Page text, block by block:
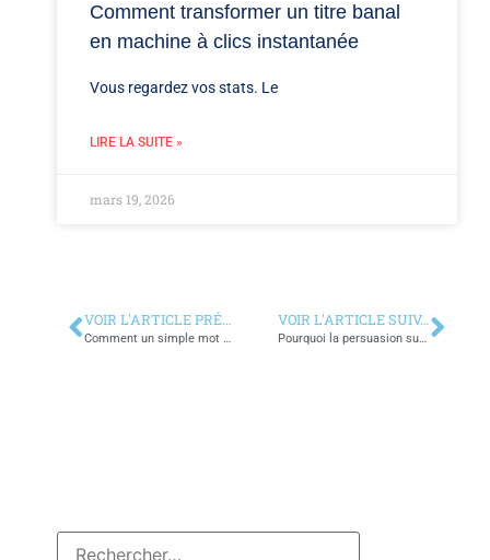
Comment transformer un titre banal
en machine à clics instantanée
Vous regardez vos stats. Le
LIRE LA SUITE »
mars 19, 2026
VOIR L'ARTICLE PRÉCÉDENT
Comment un simple mot peut doubler vos clics sur vos titres
VOIR L'ARTICLE SUIVANT
Pourquoi la persuasion subtile fait exploser vos conversions sans vous vendre à outrance